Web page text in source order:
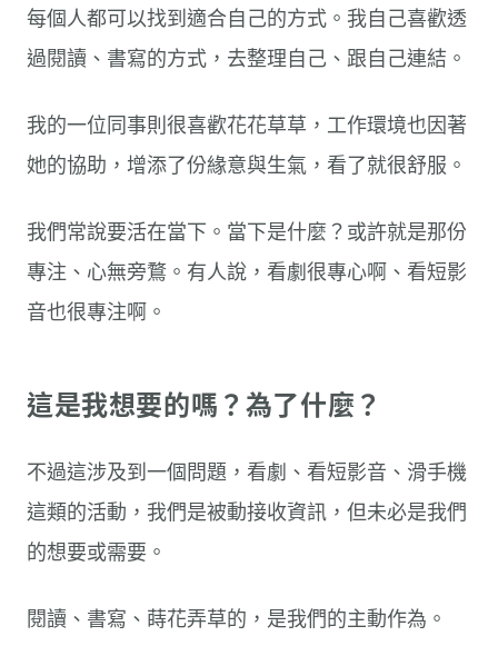
每個人都可以找到適合自己的方式。我自己喜歡透
過閱讀、書寫的方式，去整理自己、跟自己連結。
我的一位同事則很喜歡花花草草，工作環境也因著
她的協助，增添了份緣意與生氣，看了就很舒服。
我們常說要活在當下。當下是什麼？或許就是那份
專注、心無旁鶩。有人說，看劇很專心啊、看短影
音也很專注啊。
這是我想要的嗎？為了什麼？
不過這涉及到一個問題，看劇、看短影音、滑手機
這類的活動，我們是被動接收資訊，但未必是我們
的想要或需要。
閱讀、書寫、蒔花弄草的，是我們的主動作為。